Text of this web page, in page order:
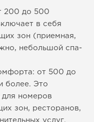
200 до 500
в себя
зон (приемная,
небольшой спа-
от 500 до
более. Это
номеров
зон, ресторанов,
услуг.